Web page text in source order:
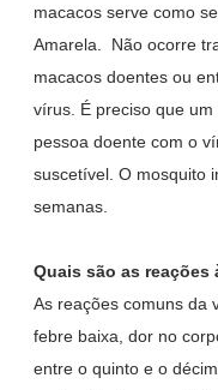
macacos serve como
Amarela. Não ocorre
macacos doentes ou
vírus. É preciso que
pessoa doente com o
suscetível. O mosquito
semanas.
Quais são as reações
As reações comuns da
febre baixa, dor no
entre o quinto e o